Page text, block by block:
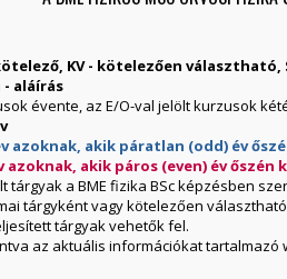
KV - kötelezően
aláírás
évente, az E/O-val jelölt kurzusok
azoknak, akik páratlan (odd) év
azoknak, akik páros (even) év őszén
tárgyak a BME fizika BSc képzésben
tárgyként vagy kötelezően
tárgyak vehetők fel.
az aktuális információkat